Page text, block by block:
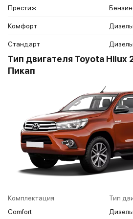
Престиж
Комфорт
Стандарт
Тип двигателя Toyota Hilux
Пикап
Комплектация
Тип
Comfort